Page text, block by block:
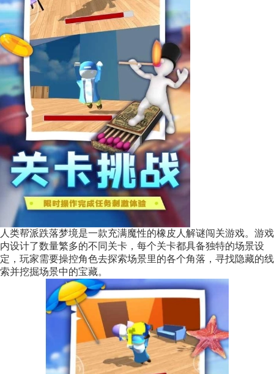
人类帮派跌落梦境是一款充满魔性的橡皮人解谜闯关游戏。游戏
内设计了数量繁多的不同关卡，每个关卡都具备独特的场景设
定，玩家需要操控角色去探索场景里的各个角落，寻找隐藏的线
索并挖掘场景中的宝藏。